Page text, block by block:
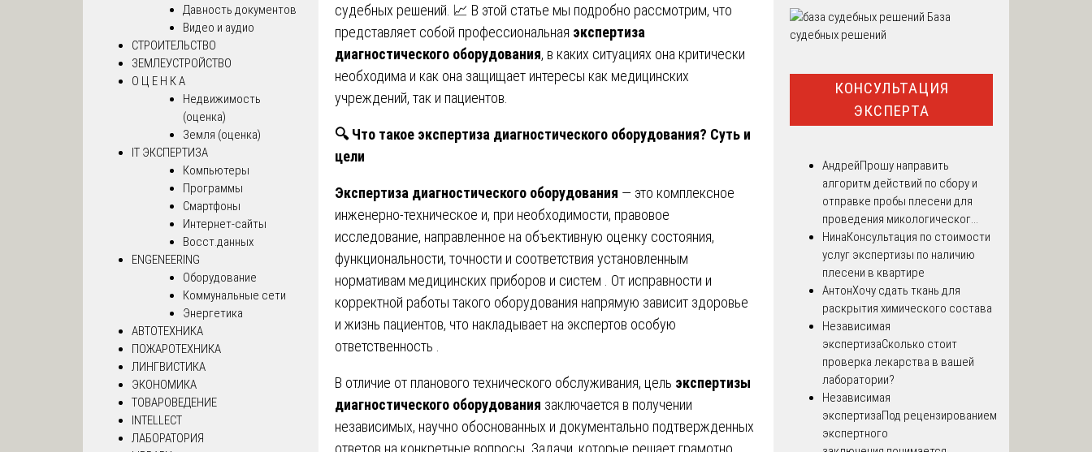
судебных решений. 📈 В этой статье мы подробно рассмотрим, что
представляет собой профессиональная экспертиза
диагностического оборудования, в каких ситуациях она критически
необходима и как она защищает интересы как медицинских
учреждений, так и пациентов.
🔍Что такое экспертиза диагностического оборудования? Суть и
цели
Экспертиза диагностического оборудования — это комплексное
инженерно-техническое и, при необходимости, правовое
исследование, направленное на объективную оценку состояния,
функциональности, точности и соответствия установленным
нормативам медицинских приборов и систем . От исправности и
корректной работы такого оборудования напрямую зависит здоровье
и жизнь пациентов, что накладывает на экспертов особую
ответственность .
В отличие от планового технического обслуживания, цель экспертизы
диагностического оборудования заключается в получении
независимых, научно обоснованных и документально подтвержденных
ответов на конкретные вопросы. Задачи, которые решает грамотно
Давность документов
Видео и аудио
СТРОИТЕЛЬСТВО
ЗЕМЛЕУСТРОЙСТВО
О Ц Е Н К А
Недвижимость
(оценка)
Земля (оценка)
IT ЭКСПЕРТИЗА
Компьютеры
Программы
Смартфоны
Интернет-сайты
Восст.данных
ENGENEERING
Оборудование
Коммунальные сети
Энергетика
АВТОТЕХНИКА
ПОЖАРОТЕХНИКА
ЛИНГВИСТИКА
ЭКОНОМИКА
ТОВАРОВЕДЕНИЕ
INTELLECT
ЛАБОРАТОРИЯ
База
судебных решений
КОНСУЛЬТАЦИЯ
ЭКСПЕРТА
АндрейПрошу направить
алгоритм действий по сбору и
отправке пробы плесени для
проведения микологическог...
НинаКонсультация по стоимости
услуг экспертизы по наличию
плесени в квартире
АнтонХочу сдать ткань для
раскрытия химического состава
Независимая
экспертизаСколько стоит
проверка лекарства в вашей
лаборатории?
Независимая
экспертизаПод рецензированием
экспертного